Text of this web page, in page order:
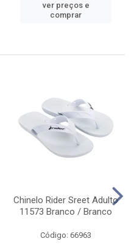
ver preços e
comprar
Chinelo Rider Sreet Adulto
11573 Branco / Branco
Código: 66963